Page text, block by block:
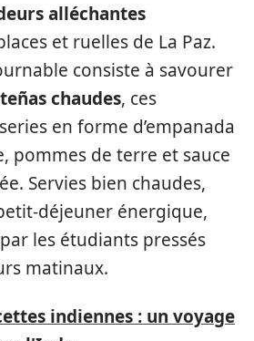
alléchantes
et ruelles de La Paz.
consiste à savourer
chaudes, ces
en forme d’empanada
pommes de terre et sauce
Servies bien chaudes,
déjeuner énergique,
les étudiants pressés
matinaux.
indiennes : un voyage